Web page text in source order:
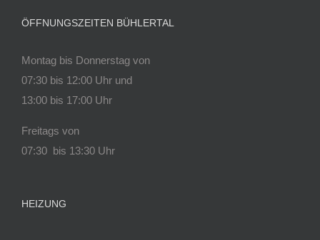
ÖFFNUNGSZEITEN BÜHLERTAL
Montag bis Donnerstag von
07:30 bis 12:00 Uhr und
13:00 bis 17:00 Uhr
Freitags von
07:30 bis 13:30 Uhr
HEIZUNG